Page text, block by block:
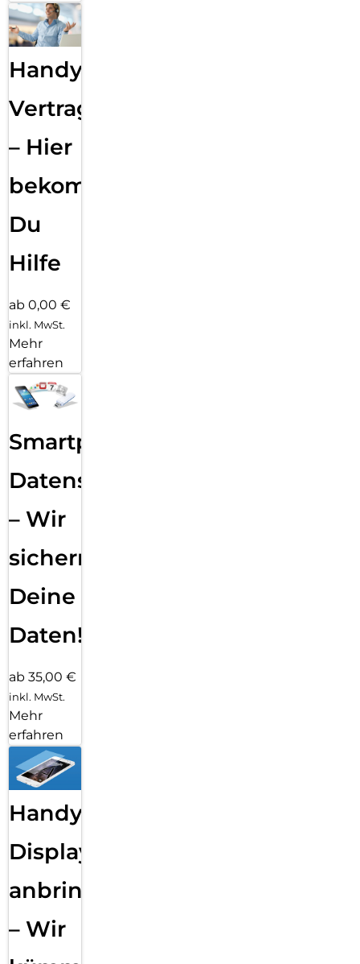
Handy
Vertragsabwicklung
– Hier
bekommst
Du
Hilfe
ab 0,00 €
inkl. MwSt.
Mehr
erfahren
Smartphone
Datensicherung
– Wir
sichern
Deine
Daten!
ab 35,00 €
inkl. MwSt.
Mehr
erfahren
Handy
Displayfolie
anbringen
– Wir